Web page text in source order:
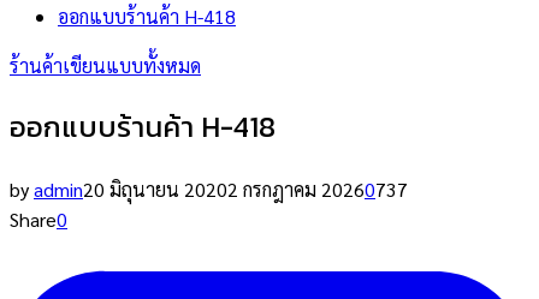
ออกแบบร้านค้า H-418
ร้านค้าเขียนแบบทั้งหมด
ออกแบบร้านค้า H-418
byadmin20 มิถุนายน 20202 กรกฎาคม 20260737
Share0